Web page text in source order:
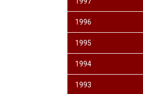
1996
1995
1994
1993